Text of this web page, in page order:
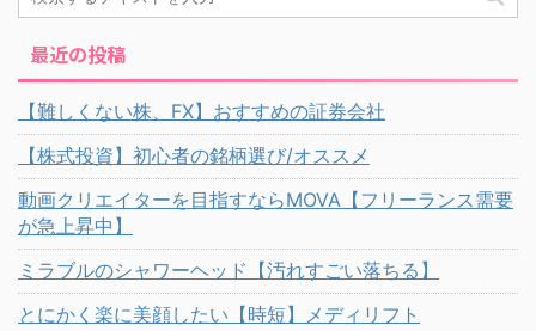
最近の投稿
【難しくない株、FX】おすすめの証券会社
【株式投資】初心者の銘柄選び/オススメ
動画クリエイターを目指すならMOVA【フリーランス需要
が急上昇中】
ミラブルのシャワーヘッド【汚れすごい落ちる】
とにかく楽に美顔したい【時短】メディリフト